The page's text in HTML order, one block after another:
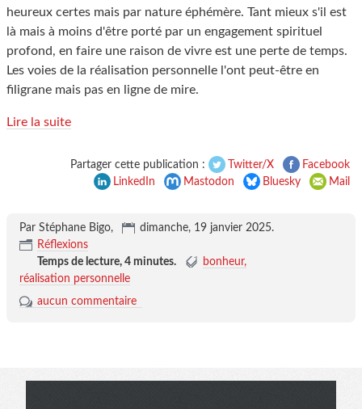
heureux certes mais par nature éphémère. Tant mieux s'il est
là mais à moins d'être porté par un engagement spirituel
profond, en faire une raison de vivre est une perte de temps.
Les voies de la réalisation personnelle l'ont peut-être en
filigrane mais pas en ligne de mire.
Lire la suite
Partager cette publication : Twitter/X
Facebook
LinkedIn
Mastodon Bluesky Mail
Par Stéphane Bigo, dimanche, 19 janvier 2025.
Réflexions
Temps de lecture, 4 minutes.
bonheur
réalisation personnelle
aucun commentaire